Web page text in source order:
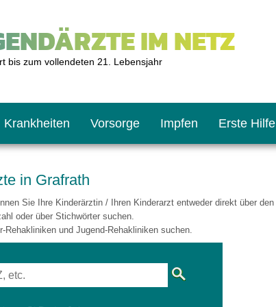
IM NETZ
bis zum vollendeten 21. Lebensjahr
Krankheiten Vorsorge
U7 bis U9
Impfen
Wann und wie oft?
Erste Hilfe
Rechner
in Grafrath
Sie Ihre Kinderärztin / Ihren Kinderarzt entweder direkt über den
oder über Stichwörter suchen.
und Jugend-Rehakliniken suchen.